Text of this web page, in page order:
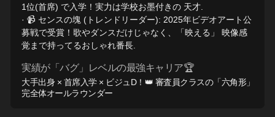
1位(首席) で入学！実力は学校お墨付きの 天才.
· 📹 センスの塊 (トレンドリーダー): 2025年ビデオアート公
募戦で受賞！歌やダンスだけじゃなく、「映える」 映像感
覚まで持ってるおしゃれ番長.
実績が「バグ」レベルの最強キャリア🏆
大手出身 × 首席入学 × ビジュD！👑 審査員クラスの「六角形」
完全体オールラウンダー